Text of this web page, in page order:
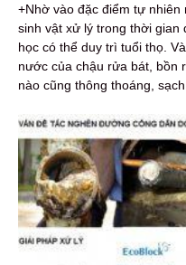
+Nhờ vào đặc điểm tự
sinh vật xử lý trong thời gian
học có thể duy trì tuổi thọ.
nước của chậu rửa bát, bồn
nào cũng thông thoáng,